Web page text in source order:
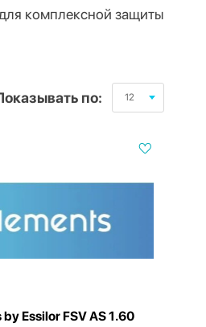
комплексной защиты
по: 12
Essilor FSV AS 1.60